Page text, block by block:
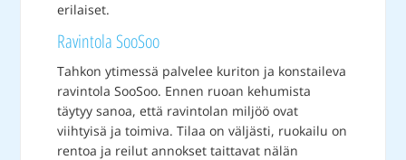
erilaiset.
Ravintola SooSoo
Tahkon ytimessä palvelee kuriton ja konstaileva
ravintola SooSoo. Ennen ruoan kehumista
täytyy sanoa, että ravintolan miljöö ovat
viihtyisä ja toimiva. Tilaa on väljästi, ruokailu on
rentoa ja reilut annokset taittavat nälän